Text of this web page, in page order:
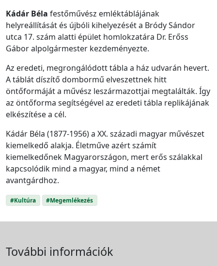
Kádár Béla festőművész emléktáblájának
helyreállítását és újbóli kihelyezését a Bródy Sándor
utca 17. szám alatti épület homlokzatára Dr. Erőss
Gábor alpolgármester kezdeményezte.
Az eredeti, megrongálódott tábla a ház udvarán hevert.
A táblát díszítő dombormű elveszettnek hitt
öntőformáját a művész leszármazottjai megtalálták. Így
az öntőforma segítségével az eredeti tábla replikájának
elkészítése a cél.
Kádár Béla (1877-1956) a XX. századi magyar művészet
kiemelkedő alakja. Életműve azért számít
kiemelkedőnek Magyarországon, mert erős szálakkal
kapcsolódik mind a magyar, mind a német
avantgárdhoz.
#Kultúra #Megemlékezés
További információk